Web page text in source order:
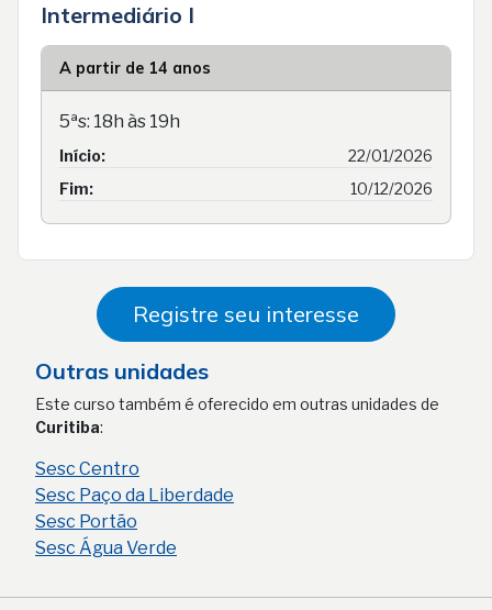
Intermediário I
A partir de 14 anos
5ªs: 18h às 19h
Início:
22/01/2026
Fim:
10/12/2026
Registre seu interesse
Outras unidades
Este curso também é oferecido em outras unidades de
Curitiba:
Sesc Centro
Sesc Paço da Liberdade
Sesc Portão
Sesc Água Verde